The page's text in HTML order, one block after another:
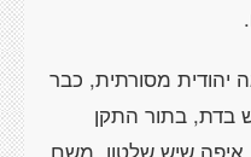
יהודית מסורתית, כבר
בדת, בתור התקן
איפה שיש שלטון, משם